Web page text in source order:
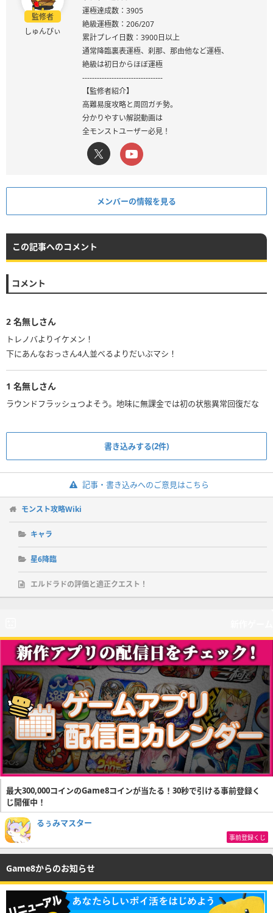
監修者
しゅんぴぃ
運極達成数：3905
絶級運極数：206/207
累計プレイ日数：3900日以上
通常降臨裏表運極、刹那、那由他など運極、
絶級は初日からほぼ運極
---------------------------------
【監修者紹介】
高難易度攻略と周回ガチ勢。
分かりやすい解説動画は
全モンストユーザー必見！
メンバーの情報を見る
この記事へのコメント
コメント
2 名無しさん
トレノバよりイケメン！
下にあんなおっさん4人並べるよりだいぶマシ！
1 名無しさん
ラウンドフラッシュつよそう。地味に無課金では初の状態異常回復だな
書き込みする(2件)
記事・書き込みへのご意見はこちら
モンスト攻略Wiki
キャラ
星6降臨
エルドラドの評価と適正クエスト！
最大300,000コインのGame8コインが当たる！30秒で引ける事前登録く
じ開催中！
るぅみマスター
事前登録くじ
Game8からのお知らせ